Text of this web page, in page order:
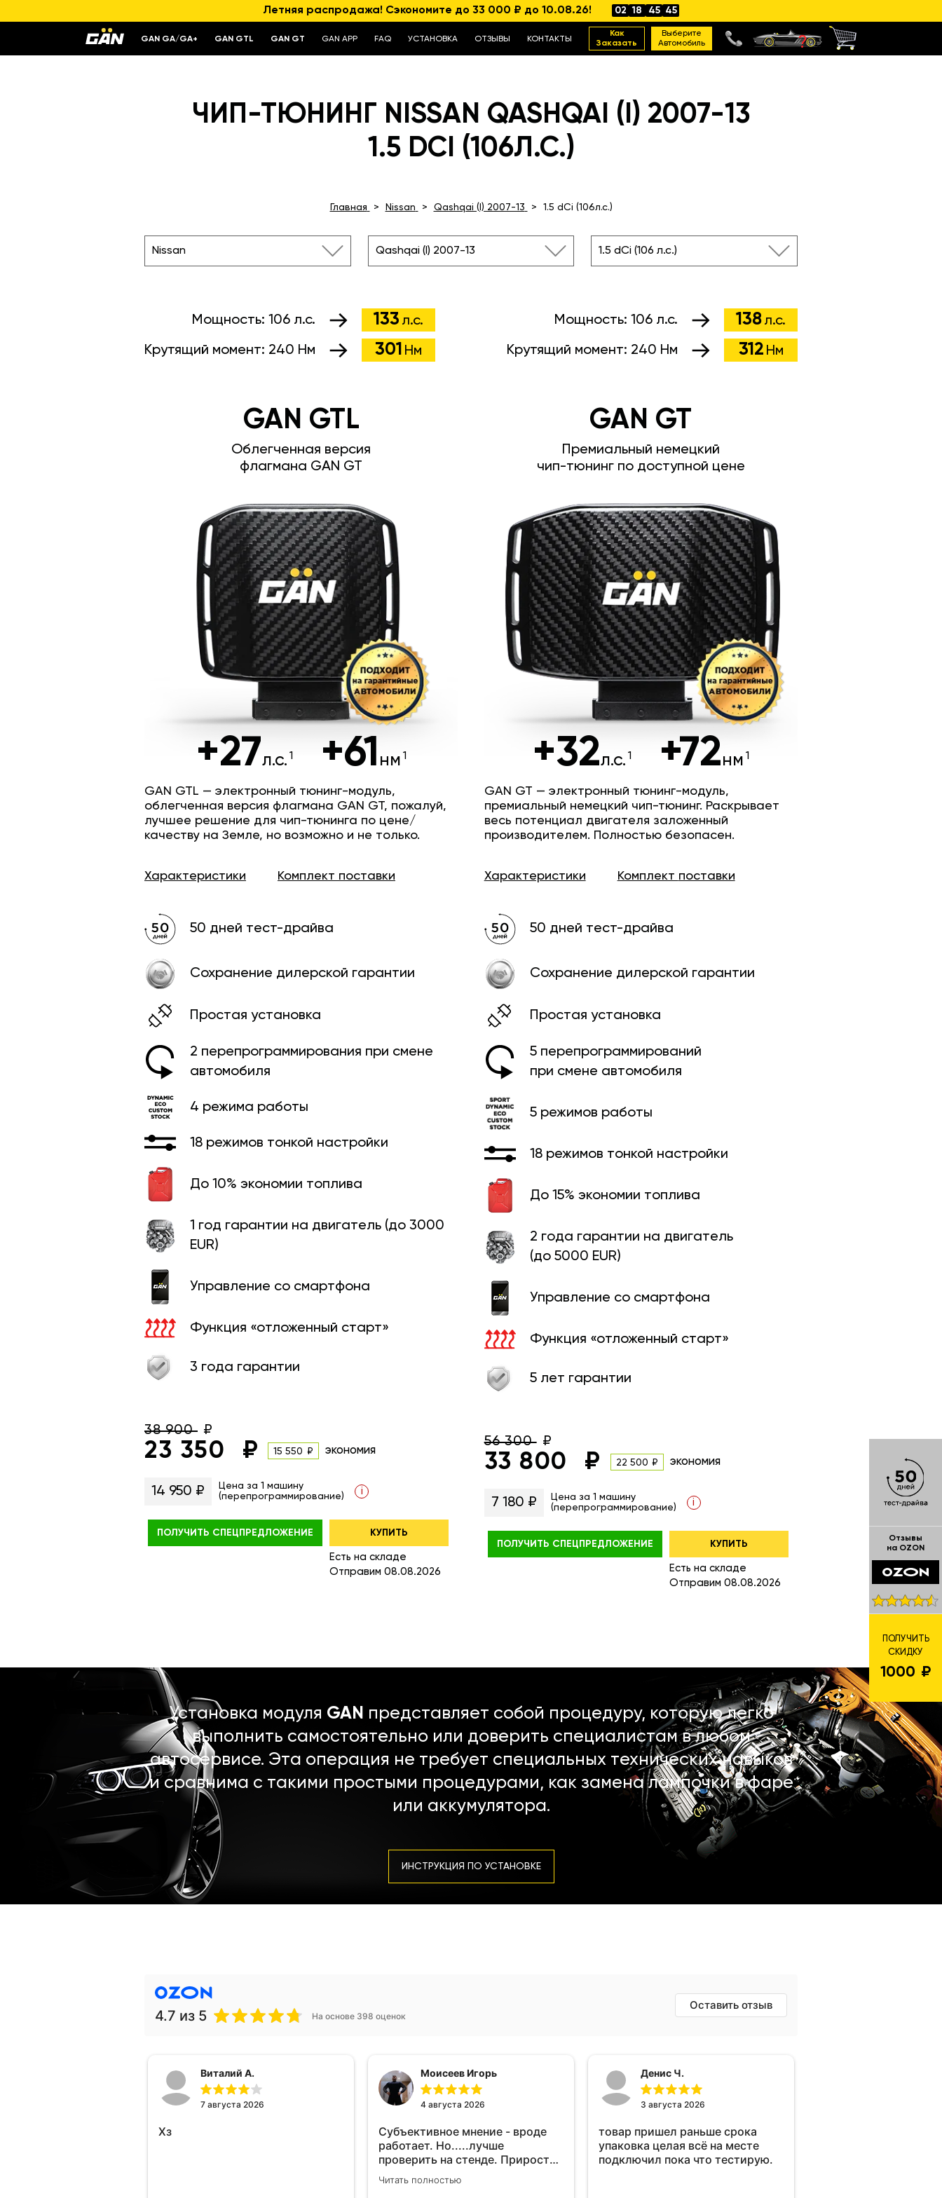
Летняя распродажа! Сэкономите до 33 000 ₽ до 10.08.26! 02 18 45 44
GAN GA/GA+ GAN GTL GAN GT GAN APP FAQ УСТАНОВКА ОТЗЫВЫ КОНТАКТЫ
Как
Заказать
Выберите
Автомобиль
ЧИП-ТЮНИНГ NISSAN QASHQAI (I) 2007-13
1.5 DCI (106Л.С.)
Главная Nissan Qashqai (I) 2007-13 1.5 dCi (106л.с.)
Nissan Qashqai (I) 2007-13 1.5 dCi (106 л.с.)
Мощность: 106 л.с. 138 л.с.
Крутящий момент: 240 Нм 312 Нм
Мощность: 106 л.с. 133 л.с.
Крутящий момент: 240 Нм 301 Нм
GAN GT
Премиальный немецкий
чип-тюнинг по доступной цене
+32л.с. +72нм
GAN GT — электронный тюнинг-модуль,
премиальный немецкий чип-тюнинг. Раскрывает
весь потенциал двигателя заложенный
производителем. Полностью безопасен.
Характеристики Комплект поставки
50 дней тест-драйва
Сохранение дилерской гарантии
Простая установка
5 перепрограмми­рований
при смене автомобиля
5 режимов работы
18 режимов тонкой настройки
До 15% экономии топлива
2 года гарантии на двигатель
(до 5000 EUR)
Управление со смартфона
Функция «отложенный старт»
5 лет гарантии
56 300
33 800 22 500 экономия
7 180 ₽
Цена за 1 машину
(перепрограммирование)
i
ПОЛУЧИТЬ СПЕЦПРЕДЛОЖЕНИЕ КУПИТЬ
Есть на складе
Отправим 08.08.2026
GAN GTL
Облегченная версия
флагмана GAN GT
+27л.с. +61 нм
GAN GTL — электронный тюнинг-модуль,
облегченная версия флагмана GAN GT, пожалуй,
лучшее решение для чип-тюнинга по цене/
качеству на Земле, но возможно и не только.
Характеристики Комплект поставки
50 дней тест-драйва
Сохранение дилерской гарантии
Простая установка
2 перепрограммирования при смене
автомобиля
4 режима работы
18 режимов тонкой настройки
До 10% экономии топлива
1 год гарантии на двигатель (до 3000
EUR)
Управление со смартфона
Функция «отложенный старт»
3 года гарантии
38 900
23 350 15 550 экономия
14 950 ₽
Цена за 1 машину
(перепрограммирование)
i
ПОЛУЧИТЬ СПЕЦПРЕДЛОЖЕНИЕ КУПИТЬ
Есть на складе
Отправим 08.08.2026
Установка модуля GAN представляет собой процедуру, которую легко
выполнить самостоятельно или доверить специалистам в любом
автосервисе. Эта операция не требует специальных технических навыков
и сравнима с такими простыми процедурами, как замена лампочки в фаре
или аккумулятора.
ИНСТРУКЦИЯ ПО УСТАНОВКЕ
4.7 из 5 На основе 398 оценок
Оставить отзыв
Виталий А.
7 августа 2026
Хз
Моисеев Игорь
4 августа 2026
Субъективное мнение - вроде
работает. Но.....лучше
проверить на стенде. Прирост
10-12% "на глаз" уловить очень
сложно. Покатаюсь, потом
Читать полностью
Денис Ч.
3 августа 2026
товар пришел раньше срока
упаковка целая всё на месте
подключил пока что тестирую.
Отзывы
на OZON
ПОЛУЧИТЬ
СКИДКУ
1000